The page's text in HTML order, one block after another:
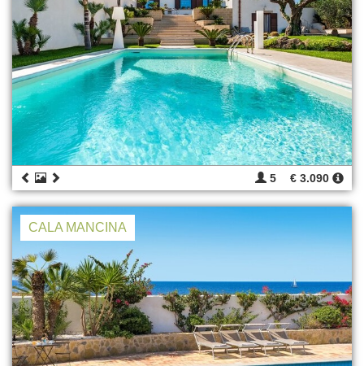
5 € 3.090
CALA MANCINA